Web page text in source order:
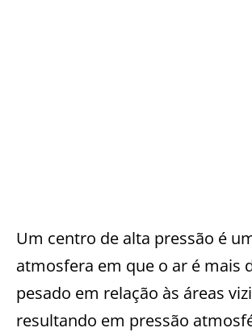
Um centro de alta pressão é
atmosfera em que o ar é mais
pesado em relação às áreas
resultando em pressão